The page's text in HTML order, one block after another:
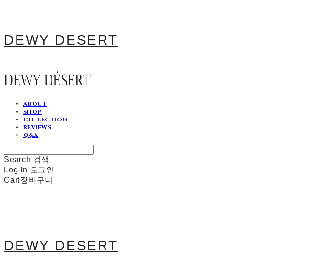
DEWY DESERT
ABOUT
SHOP
COLLECTION
REVIEWS
Q&A
Search 검색
Log In 로그인
Cart장바구니
DEWY DESERT